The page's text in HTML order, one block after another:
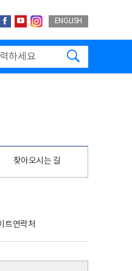
이버블로그
페이스북
유투브인스타그랩
ENGLISH
찾아오시는 길
트연락처